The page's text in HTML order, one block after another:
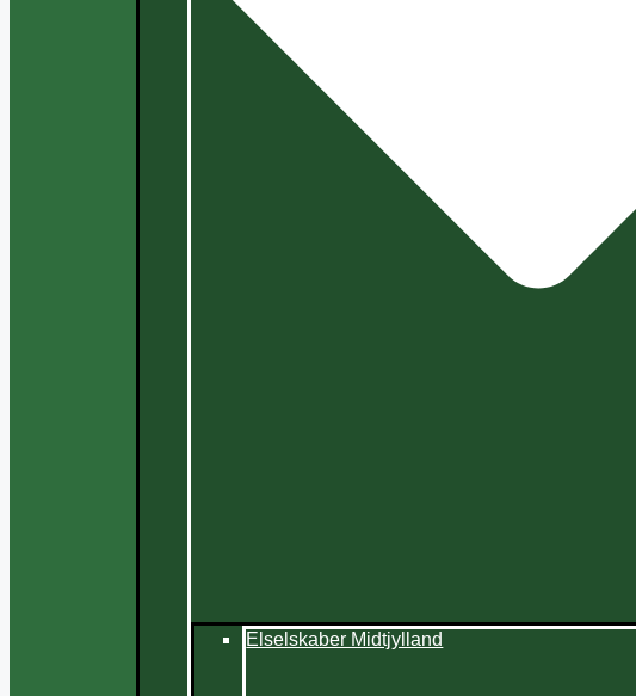
Elselskaber Midtjylland